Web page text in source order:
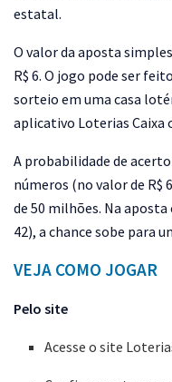
estatal.
O valor da aposta
R$ 6. O jogo pode ser
sorteio em uma casa
aplicativo Loterias Caixa
A probabilidade de
números (no valor de R$
de 50 milhões. Na
42), a chance sobe para
VEJA COMO JOGAR
Pelo site
Acesse o site